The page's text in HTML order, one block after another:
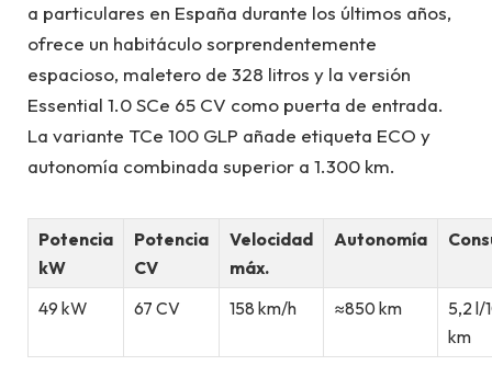
a particulares en España durante los últimos años,
ofrece un habitáculo sorprendentemente
espacioso, maletero de 328 litros y la versión
Essential 1.0 SCe 65 CV como puerta de entrada.
La variante TCe 100 GLP añade etiqueta ECO y
autonomía combinada superior a 1.300 km.
Potencia
kW
Potencia
CV
Velocidad
máx.
Autonomía
49 kW 67 CV 158 km/h ≈850 km
5,2 l/
km